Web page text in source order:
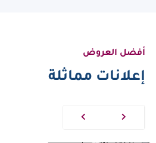
أفضل العروض
إعلانات مماثلة